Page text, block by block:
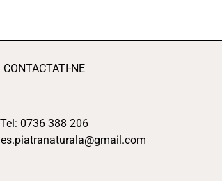
CONTACTATI-NE
Tel: 0736 388 206